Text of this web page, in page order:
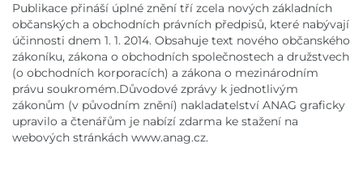
Publikace přináší úplné znění tří zcela nových základních
občanských a obchodních právních předpisů, které nabývají
účinnosti dnem 1. 1. 2014. Obsahuje text nového občanského
zákoníku, zákona o obchodních společnostech a družstvech
(o obchodních korporacích) a zákona o mezinárodním
právu soukromém.Důvodové zprávy k jednotlivým
zákonům (v původním znění) nakladatelství ANAG graficky
upravilo a čtenářům je nabízí zdarma ke stažení na
webových stránkách www.anag.cz.